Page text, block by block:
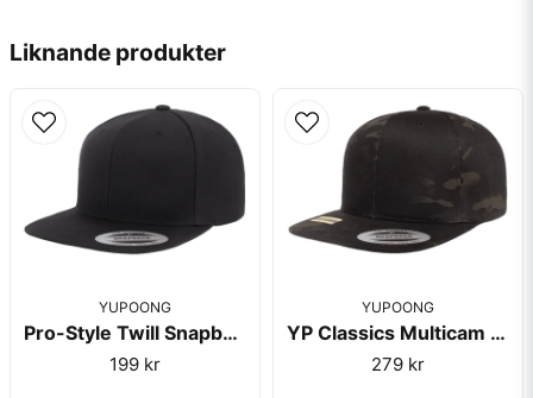
Ja, ni får publicera min fråga
Liknande produkter
YUPOONG
Pro-Style Twill Snapback Child Black Cap - Yupoong
199 kr
YUPOONG
YP Classics Multicam Snapback Black 6089MC - Yupoong
279 kr